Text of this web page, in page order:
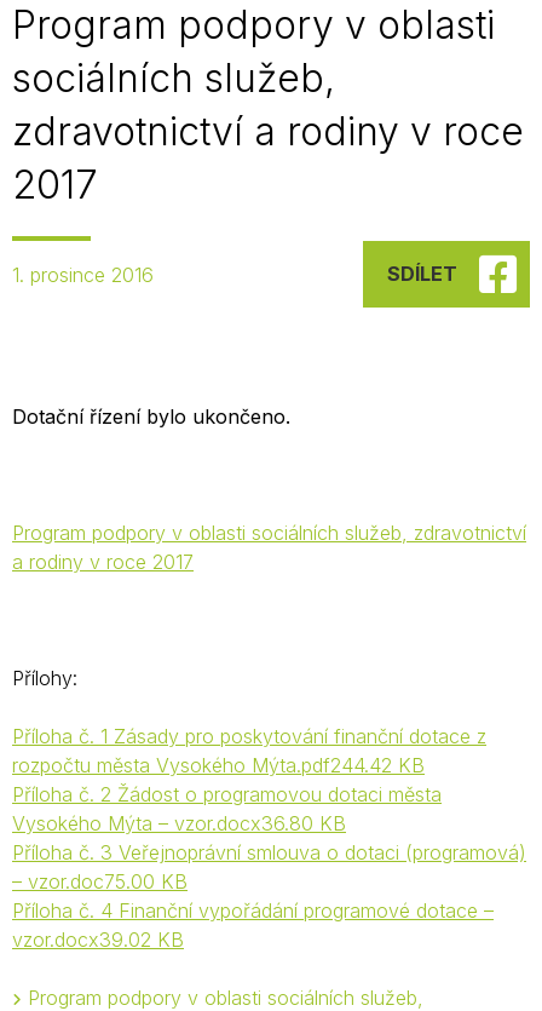
Program podpory v oblasti
sociálních služeb,
zdravotnictví a rodiny v roce
2017
1. prosince 2016 SDÍLET
Dotační řízení bylo ukončeno.
Program podpory v oblasti sociálních služeb, zdravotnictví
a rodiny v roce 2017
Přílohy:
Příloha č. 1 Zásady pro poskytování finanční dotace z
rozpočtu města Vysokého Mýta.pdf244.42 KB
Příloha č. 2 Žádost o programovou dotaci města
Vysokého Mýta – vzor.docx36.80 KB
Příloha č. 3 Veřejnoprávní smlouva o dotaci (programová)
– vzor.doc75.00 KB
Příloha č. 4 Finanční vypořádání programové dotace –
vzor.docx39.02 KB
Program podpory v oblasti sociálních služeb,